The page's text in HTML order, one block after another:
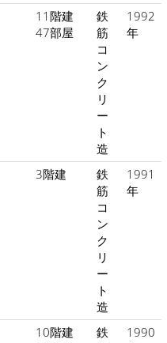
11階建
47部屋
鉄
筋
コ
ン
ク
リ
ー
ト
造
1992
年
3階建
鉄
筋
コ
ン
ク
リ
ー
ト
造
1991
年
10階建
鉄
1990